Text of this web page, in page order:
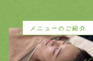
メニューのご紹介